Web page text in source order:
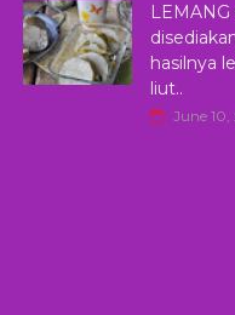
hasilnya
liut..
June 10,